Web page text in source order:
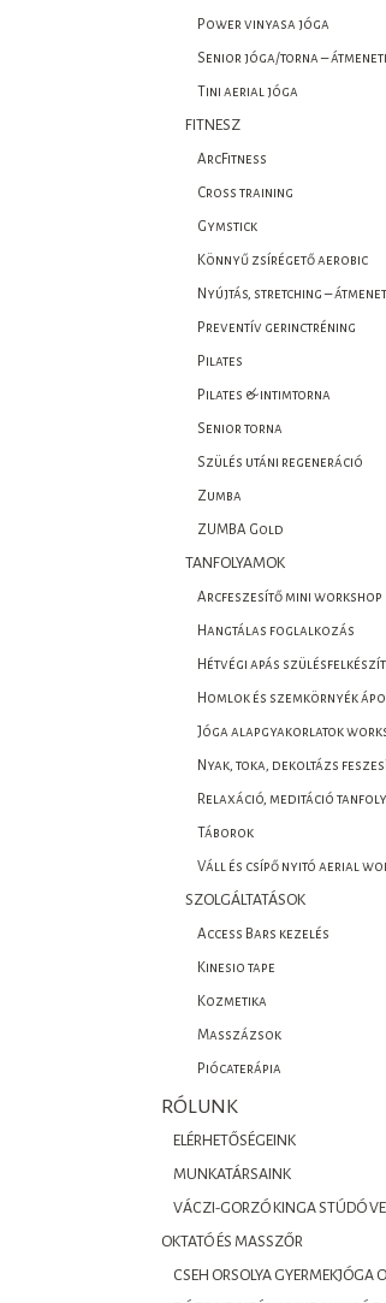
Power vinyasa jóga
Senior jóga/torna –
Tini aerial jóga
FITNESZ
ArcFitness
Cross training
Gymstick
Könnyű zsírégető aerobic
Nyújtás, stretching –
Preventív gerinctréning
Pilates
Pilates & intimtorna
Senior torna
Szülés utáni regeneráció
Zumba
ZUMBA Gold
TANFOLYAMOK
Arcfeszesítő mini workshop
Hangtálas foglalkozás
Hétvégi apás
Homlok és szemkörnyék
Jóga alapgyakorlatok
Nyak, toka, dekoltázs
Relaxáció, meditáció
Táborok
Váll és csípő nyitó aerial
SZOLGÁLTATÁSOK
Access Bars kezelés
Kinesio tape
Kozmetika
Masszázsok
Piócaterápia
RÓLUNK
ELÉRHETŐSÉGEINK
MUNKATÁRSAINK
VÁCZI-GORZÓ KINGA STÚDÓ
OKTATÓ ÉS MASSZŐR
CSEH ORSOLYA GYERMEKJÓGA